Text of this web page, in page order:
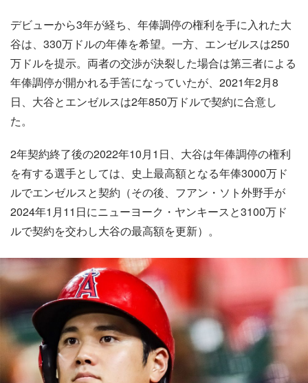
デビューから3年が経ち、年俸調停の権利を手に入れた大
谷は、330万ドルの年俸を希望。一方、エンゼルスは250
万ドルを提示。両者の交渉が決裂した場合は第三者による
年俸調停が開かれる手筈になっていたが、2021年2月8
日、大谷とエンゼルスは2年850万ドルで契約に合意し
た。
2年契約終了後の2022年10月1日、大谷は年俸調停の権利
を有する選手としては、史上最高額となる年俸3000万ド
ルでエンゼルスと契約（その後、フアン・ソト外野手が
2024年1月11日にニューヨーク・ヤンキースと3100万ド
ルで契約を交わし大谷の最高額を更新）。